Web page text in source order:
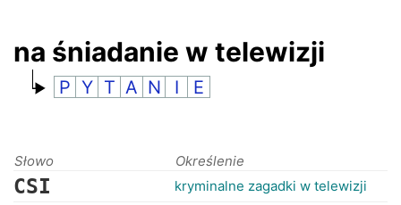
na śniadanie w telewizji
P Y T A N I E
Słowo Określenie
CSI kryminalne zagadki w telewizji